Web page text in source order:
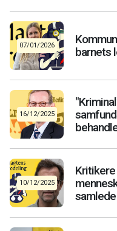
07/01/2026
barnets
16/12/2025
10/12/2025